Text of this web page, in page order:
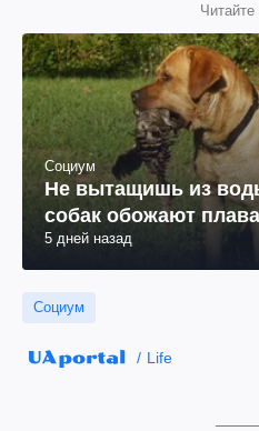
Читайте
Социум
Не вытащишь из
собак обожают
5 дней назад
Социум
Life